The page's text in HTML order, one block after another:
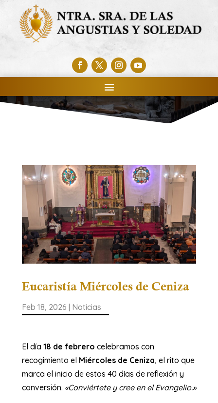
Eucaristía Miércoles de Ceniza
Feb 18, 2026 | Noticias
El día 18 de febrero celebramos con
recogimiento el Miércoles de Ceniza, el rito que
marca el inicio de estos 40 días de reflexión y
conversión. «Conviértete y cree en el Evangelio.»